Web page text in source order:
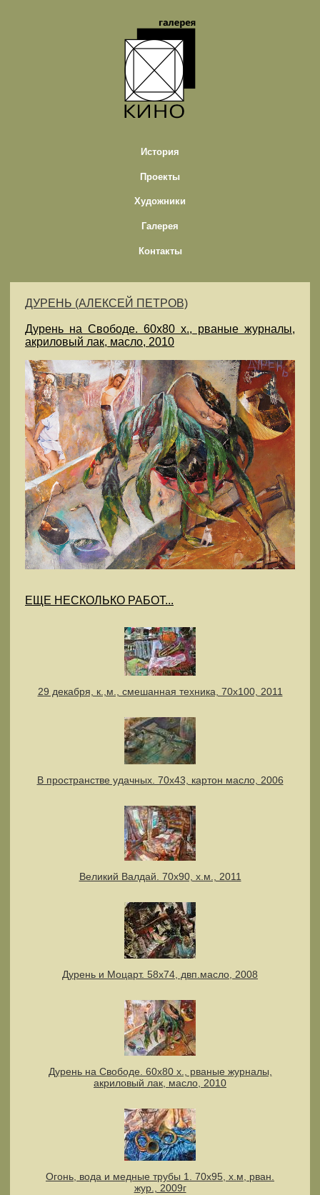
История
Проекты
Художники
Галерея
Контакты
ДУРЕНЬ (АЛЕКСЕЙ ПЕТРОВ)
Дурень на Свободе. 60х80 х., рваные журналы,
акриловый лак, масло, 2010
ЕЩЕ НЕСКОЛЬКО РАБОТ...
29 декабря, к.,м., смешанная техника, 70х100, 2011
В пространстве удачных. 70х43, картон масло, 2006
Великий Валдай. 70х90, х.м., 2011
Дурень и Моцарт. 58х74, двп.масло, 2008
Дурень на Свободе. 60х80 х., рваные журналы,
акриловый лак, масло, 2010
Огонь, вода и медные трубы 1. 70х95, х.м, рван.
жур., 2009г